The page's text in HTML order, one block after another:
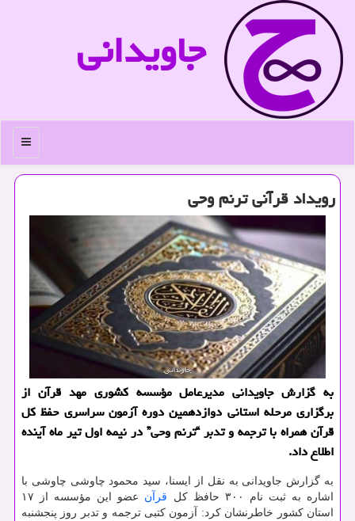
جاویدانی
منو
رویداد قرآنی ترنم وحی
به گزارش جاویدانی مدیرعامل مؤسسه كشوری مهد قرآن از
برگزاری مرحله استانی دوازدهمین دوره آزمون سراسری حفظ كل
قرآن همراه با ترجمه و تدبر “ترنم وحی” در نیمه اول تیر ماه آینده
اطلاع داد.
به گزارش جاویدانی به نقل از ایسنا، سید محمود چاوشی چاوشی با
اشاره به ثبت نام ۳۰۰ حافظ کل
قرآن
عضو این مؤسسه از ۱۷
استان کشور خاطرنشان کرد: آزمون کتبی ترجمه و تدبر روز پنجشنبه